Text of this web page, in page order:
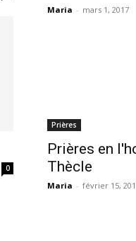
Maria - mars 1, 2017
0
Prières
Prières en
Thècle
Maria - février 15,